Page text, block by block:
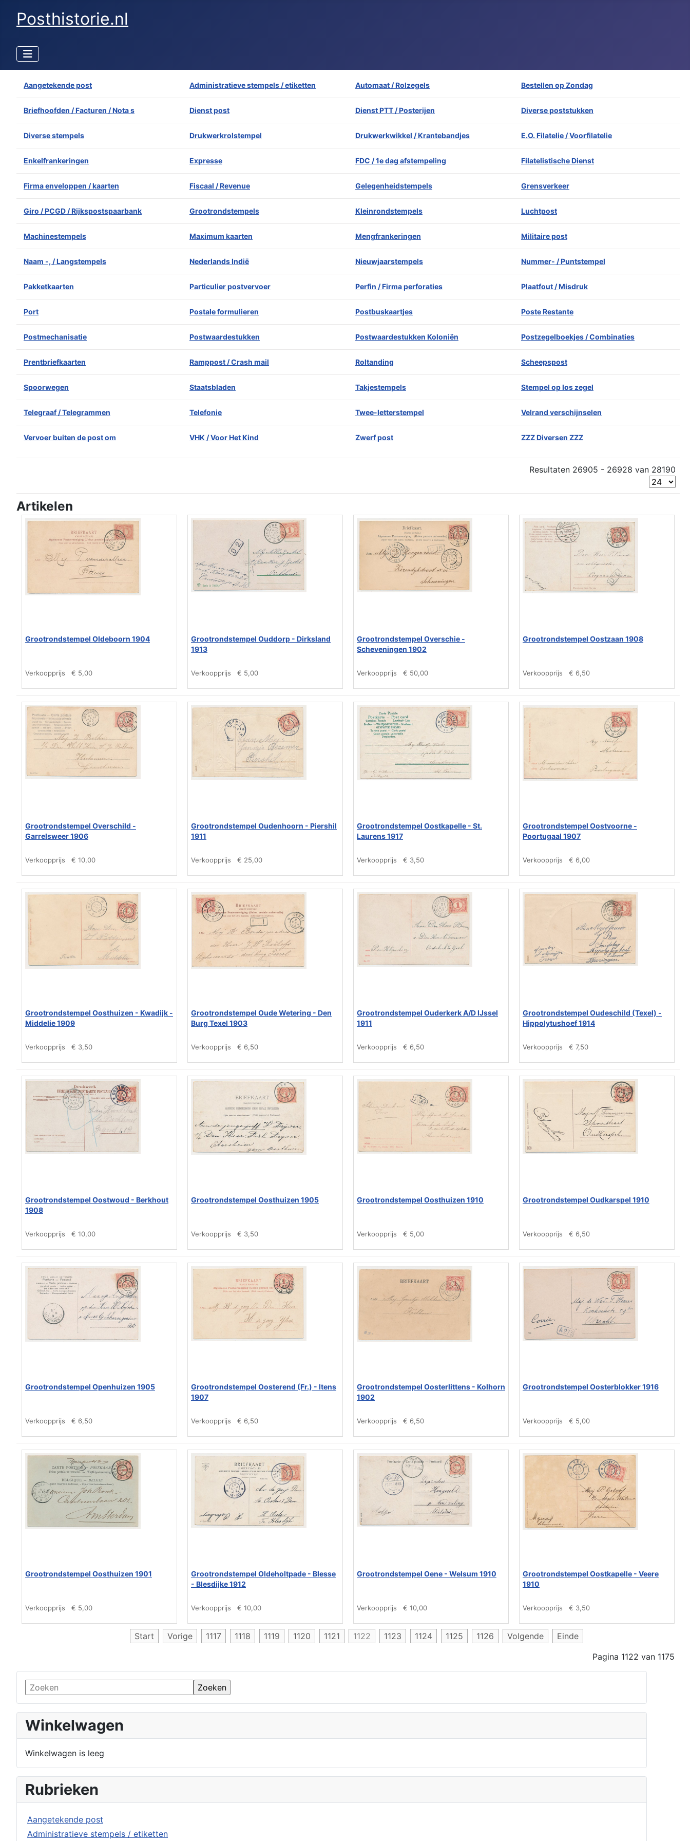
Posthistorie.nl
Winkelwagen
Winkelwagen is leeg
Rubrieken
Aangetekende post
Administratieve stempels / etiketten
Aangetekende post Administratieve stempels / etiketten Automaat / Rolzegels Bestellen op Zondag
Briefhoofden / Facturen / Nota s Dienst post Dienst PTT / Posterijen Diverse poststukken
Diverse stempels Drukwerkrolstempel Drukwerkwikkel / Krantebandjes E.O. Filatelie / Voorfilatelie
Enkelfrankeringen Expresse FDC / 1e dag afstempeling Filatelistische Dienst
Firma enveloppen / kaarten Fiscaal / Revenue Gelegenheidstempels Grensverkeer
Giro / PCGD / Rijkspostspaarbank Grootrondstempels Kleinrondstempels Luchtpost
Machinestempels Maximum kaarten Mengfrankeringen Militaire post
Naam -, / Langstempels Nederlands Indië Nieuwjaarstempels Nummer- / Puntstempel
Pakketkaarten Particulier postvervoer Perfin / Firma perforaties Plaatfout / Misdruk
Port Postale formulieren Postbuskaartjes Poste Restante
Postmechanisatie Postwaardestukken Postwaardestukken Koloniën Postzegelboekjes / Combinaties
Prentbriefkaarten Ramppost / Crash mail Roltanding Scheepspost
Spoorwegen Staatsbladen Takjestempels Stempel op los zegel
Telegraaf / Telegrammen Telefonie Twee-letterstempel Velrand verschijnselen
Vervoer buiten de post om VHK / Voor Het Kind Zwerf post ZZZ Diversen ZZZ
Resultaten 26905 - 26928 van 28190
Artikelen
Grootrondstempel Oldeboorn 1904
Verkoopprijs € 5,00
Grootrondstempel Ouddorp - Dirksland
1913
Verkoopprijs € 5,00
Grootrondstempel Overschie -
Scheveningen 1902
Verkoopprijs € 50,00
Grootrondstempel Oostzaan 1908
Verkoopprijs € 6,50
Grootrondstempel Overschild -
Garrelsweer 1906
Verkoopprijs € 10,00
Grootrondstempel Oudenhoorn - Piershil
1911
Verkoopprijs € 25,00
Grootrondstempel Oostkapelle - St.
Laurens 1917
Verkoopprijs € 3,50
Grootrondstempel Oostvoorne -
Poortugaal 1907
Verkoopprijs € 6,00
Grootrondstempel Oosthuizen - Kwadijk -
Middelie 1909
Verkoopprijs € 3,50
Grootrondstempel Oude Wetering - Den
Burg Texel 1903
Verkoopprijs € 6,50
Grootrondstempel Ouderkerk A/D IJssel
1911
Verkoopprijs € 6,50
Grootrondstempel Oudeschild (Texel) -
Hippolytushoef 1914
Verkoopprijs € 7,50
Grootrondstempel Oostwoud - Berkhout
1908
Verkoopprijs € 10,00
Grootrondstempel Oosthuizen 1905
Verkoopprijs € 3,50
Grootrondstempel Oosthuizen 1910
Verkoopprijs € 5,00
Grootrondstempel Oudkarspel 1910
Verkoopprijs € 6,50
Grootrondstempel Openhuizen 1905
Verkoopprijs € 6,50
Grootrondstempel Oosterend (Fr.) - Itens
1907
Verkoopprijs € 6,50
Grootrondstempel Oosterlittens - Kolhorn
1902
Verkoopprijs € 6,50
Grootrondstempel Oosterblokker 1916
Verkoopprijs € 5,00
Grootrondstempel Oosthuizen 1901
Verkoopprijs € 5,00
Grootrondstempel Oldeholtpade - Blesse
- Blesdijke 1912
Verkoopprijs € 10,00
Grootrondstempel Oene - Welsum 1910
Verkoopprijs € 10,00
Grootrondstempel Oostkapelle - Veere
1910
Verkoopprijs € 3,50
Start Vorige 1117 1118 1119 1120 1121 1122 1123 1124 1125 1126 Volgende
Einde
Pagina 1122 van 1175